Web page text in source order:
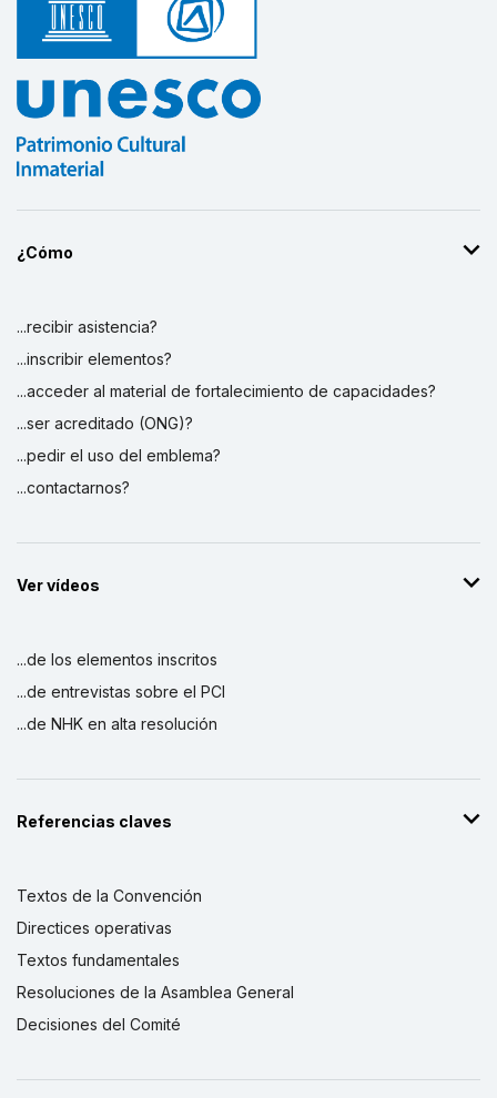
¿Cómo
...recibir asistencia?
...inscribir elementos?
...acceder al material de fortalecimiento de capacidades?
...ser acreditado (ONG)?
...pedir el uso del emblema?
...contactarnos?
Ver vídeos
...de los elementos inscritos
...de entrevistas sobre el PCI
...de NHK en alta resolución
Referencias claves
Textos de la Convención
Directices operativas
Textos fundamentales
Resoluciones de la Asamblea General
Decisiones del Comité